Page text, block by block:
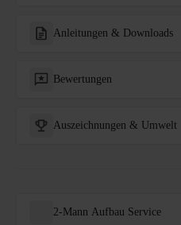
Anleitungen & Downloads
Bewertungen
Auszeichnungen & Umwelt
2-Mann Aufbau Service